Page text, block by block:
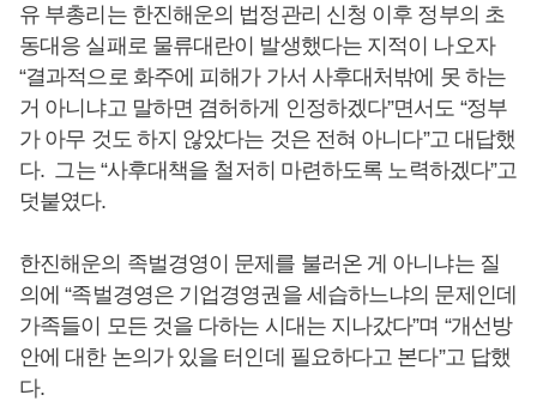
유 부총리는 한진해운의 법정관리 신청 이후 정부의 초
동대응 실패로 물류대란이 발생했다는 지적이 나오자
“결과적으로 화주에 피해가 가서 사후대처밖에 못 하는
거 아니냐고 말하면 겸허하게 인정하겠다”면서도 “정부
가 아무 것도 하지 않았다는 것은 전혀 아니다”고 대답했
다. 그는 “사후대책을 철저히 마련하도록 노력하겠다”고
덧붙였다.
한진해운의 족벌경영이 문제를 불러온 게 아니냐는 질
의에 “족벌경영은 기업경영권을 세습하느냐의 문제인데
가족들이 모든 것을 다하는 시대는 지나갔다”며 “개선방
안에 대한 논의가 있을 터인데 필요하다고 본다”고 답했
다.